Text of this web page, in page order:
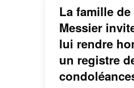
La famille de
Messier
lui rendre
un registre